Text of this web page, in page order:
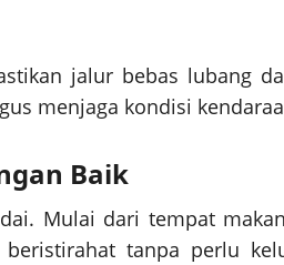
jalur bebas lubang
menjaga kondisi
Baik
Mulai dari tempat
tanpa perlu